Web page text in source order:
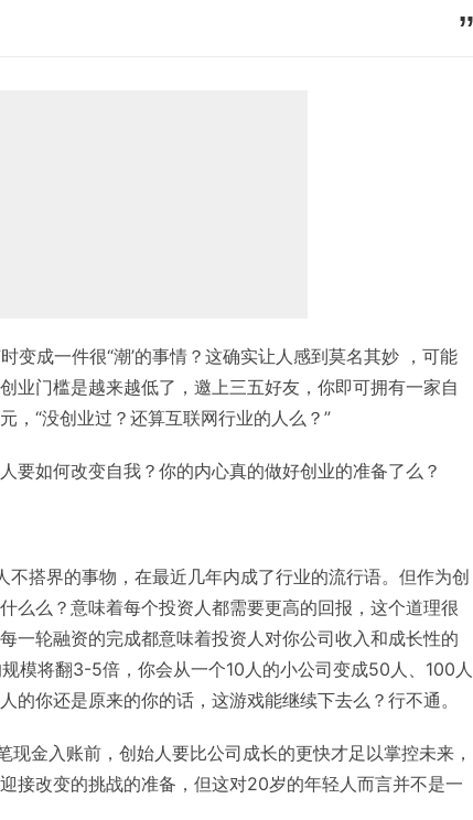
成一件很“潮’的事情？这确实让人感到莫名其妙 ，可能
业门槛是越来越低了，邀上三五好友，你即可拥有一家自
，“没创业过？还算互联网行业的人么？”
要如何改变自我？你的内心真的做好创业的准备了么？
搭界的事物，在最近几年内成了行业的流行语。但作为创
么么？意味着每个投资人都需要更高的回报，这个道理很
一轮融资的完成都意味着投资人对你公司收入和成长性的
模将翻3-5倍，你会从一个10人的小公司变成50人、100人
的你还是原来的你的话，这游戏能继续下去么？行不通。
现金入账前，创始人要比公司成长的更快才足以掌控未来，
接改变的挑战的准备，但这对20岁的年轻人而言并不是一